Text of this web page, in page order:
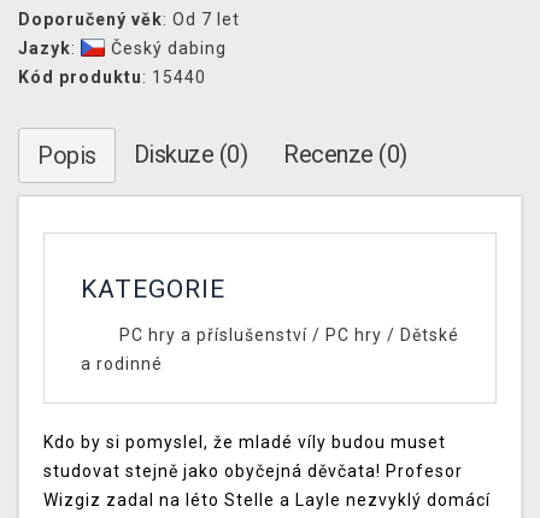
Doporučený věk: Od 7 let
Jazyk:
Český dabing
Kód produktu: 15440
Popis Diskuze (0) Recenze (0)
KATEGORIE
PC hry a příslušenství/ PC hry / Dětské
a rodinné
Kdo by si pomyslel, že mladé víly budou muset
studovat stejně jako obyčejná děvčata! Profesor
Wizgiz zadal na léto Stelle a Layle nezvyklý domácí